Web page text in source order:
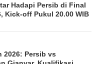
Hadapi Persib di Final
Kick-off Pukul 20.00 WIB
2026: Persib vs